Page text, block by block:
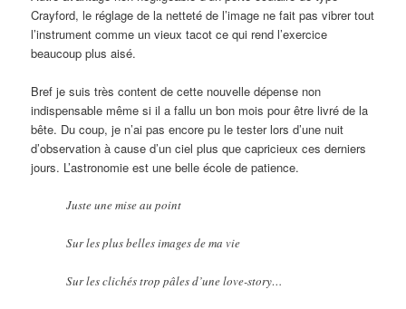
Crayford, le réglage de la netteté de l’image ne fait pas vibrer tout
l’instrument comme un vieux tacot ce qui rend l’exercice
beaucoup plus aisé.
Bref je suis très content de cette nouvelle dépense non
indispensable même si il a fallu un bon mois pour être livré de la
bête. Du coup, je n’ai pas encore pu le tester lors d’une nuit
d’observation à cause d’un ciel plus que capricieux ces derniers
jours. L’astronomie est une belle école de patience.
Juste une mise au point
Sur les plus belles images de ma vie
Sur les clichés trop pâles d’une love-story…